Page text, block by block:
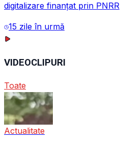
digitalizare finanțat prin PNRR
15 zile în urmă
VIDEOCLIPURI
Toate
Actualitate